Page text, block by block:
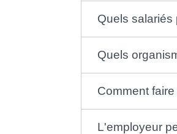
Quels salariés
Quels
Comment
L'employeur